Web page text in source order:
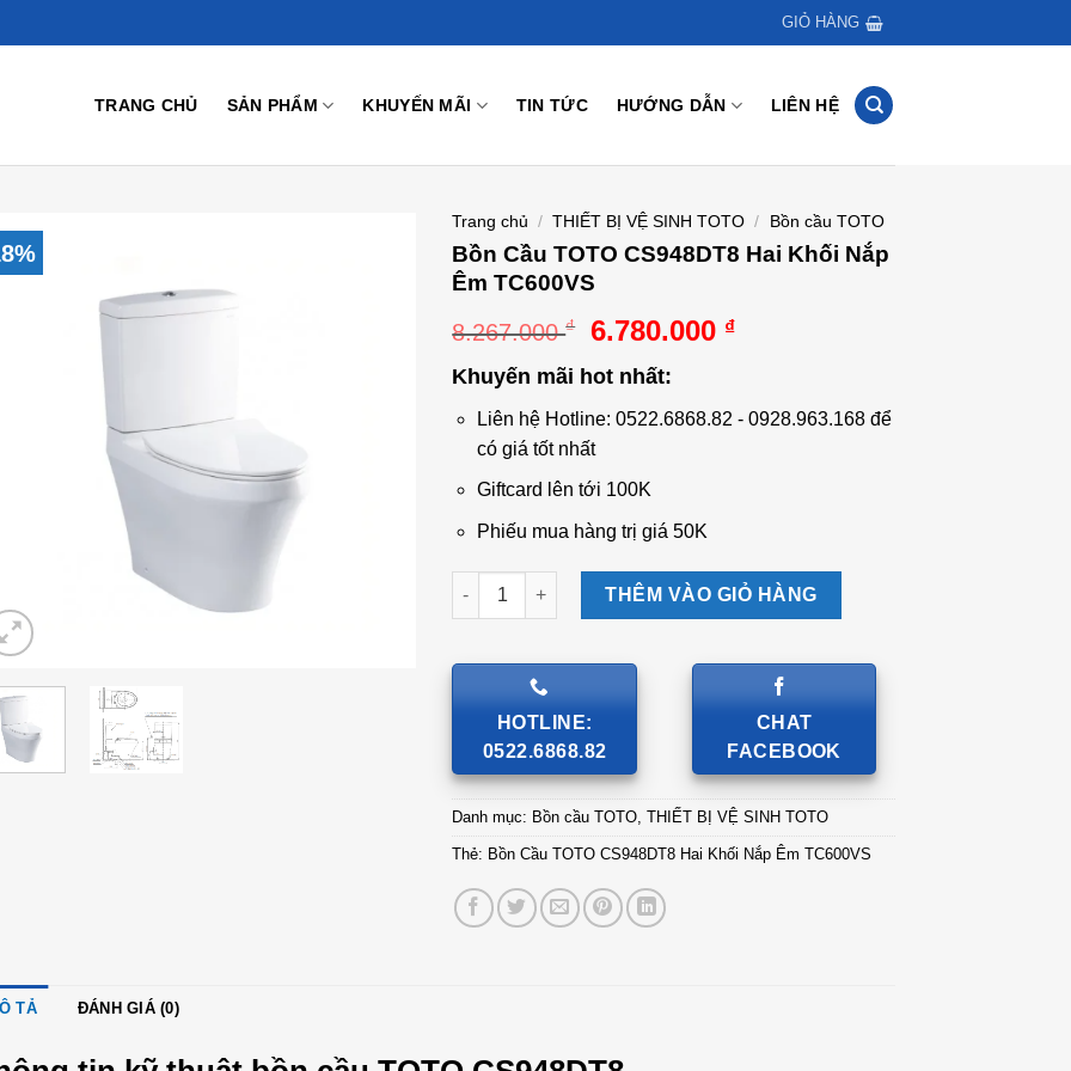
GIỎ HÀNG
TRANG CHỦ SẢN PHẨM KHUYẾN MÃI TIN TỨC HƯỚNG DẪN LIÊN HỆ
Trang chủ / THIẾT BỊ VỆ SINH TOTO / Bồn cầu TOTO
Bồn Cầu TOTO CS948DT8 Hai Khối Nắp
Êm TC600VS
8.267.000₫
Giá
là:
8.267.000 ₫.
6.780.000 ₫Giá
là:
Khuyến mãi hot nhất:
Liên hệ Hotline: 0522.6868.82 - 0928.963.168 để
có giá tốt nhất
Giftcard lên tới 100K
Phiếu mua hàng trị giá 50K
Bồn Cầu TOTO CS948DT8 Hai Khối Nắp Êm TC600VS số lượng
THÊM VÀO GIỎ HÀNG
HOTLINE:
0522.6868.82
CHAT
FACEBOOK
Danh mục: Bồn cầu TOTO,THIẾT BỊ VỆ SINH TOTO
Thẻ: Bồn Cầu TOTO CS948DT8 Hai Khối Nắp Êm TC600VS
TẢ ĐÁNH GIÁ (0)